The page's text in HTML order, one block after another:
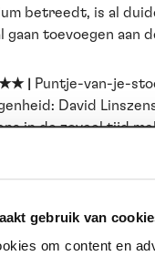
gebruik van
om content en
betreedt, is al
gaan toevoegen aan
|
Puntje-van-je-
David
in de zoveel tijd
overrompelt met
te laten rollen,